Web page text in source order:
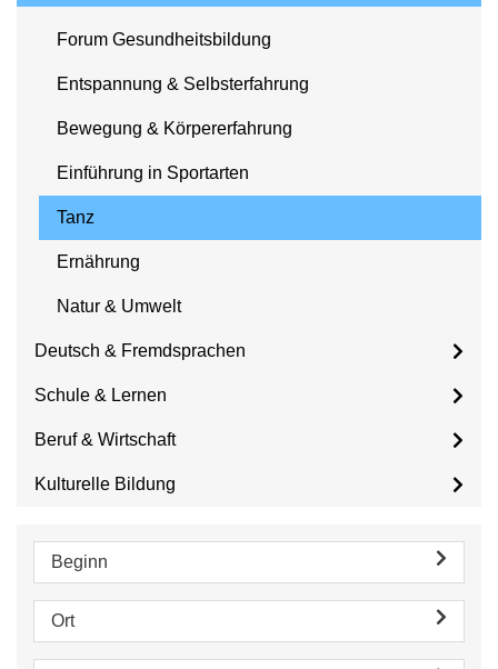
Forum Gesundheitsbildung
Entspannung & Selbsterfahrung
Bewegung & Körpererfahrung
Einführung in Sportarten
Tanz
Ernährung
Natur & Umwelt
Deutsch & Fremdsprachen
Schule & Lernen
Beruf & Wirtschaft
Kulturelle Bildung
Beginn
Ort